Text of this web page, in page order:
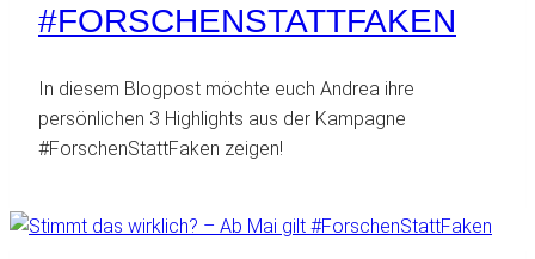
#FORSCHENSTATTFAKEN
In diesem Blogpost möchte euch Andrea ihre
persönlichen 3 Highlights aus der Kampagne
#ForschenStattFaken zeigen!